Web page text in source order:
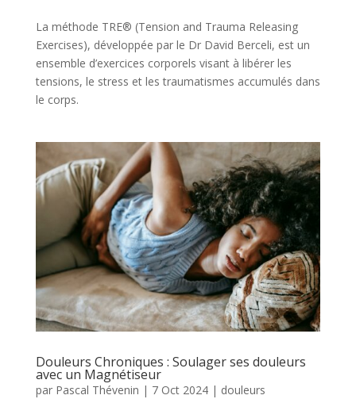
La méthode TRE® (Tension and Trauma Releasing
Exercises), développée par le Dr David Berceli, est un
ensemble d’exercices corporels visant à libérer les
tensions, le stress et les traumatismes accumulés dans
le corps.
Douleurs Chroniques : Soulager ses douleurs
avec un Magnétiseur
par Pascal Thévenin | 7 Oct 2024| douleurs